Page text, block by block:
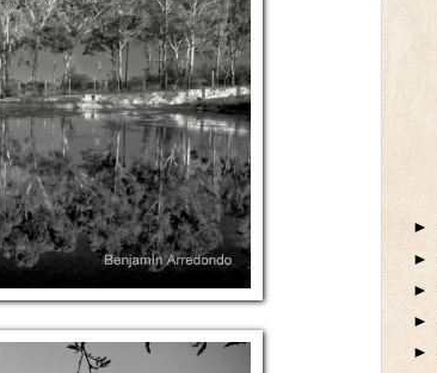
►
►
►
►
►